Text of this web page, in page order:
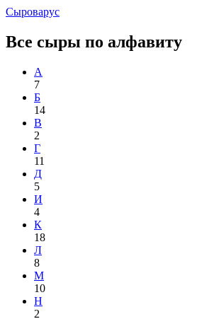
Сыроварус
Все сыры по алфавиту
А
7
Б
14
В
2
Г
11
Д
5
И
4
К
18
Л
8
М
10
Н
2